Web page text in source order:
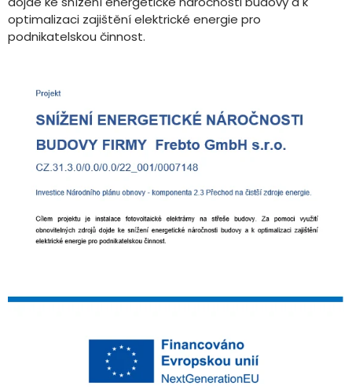
optimalizaci zajištění elektrické energie pro
podnikatelskou činnost.